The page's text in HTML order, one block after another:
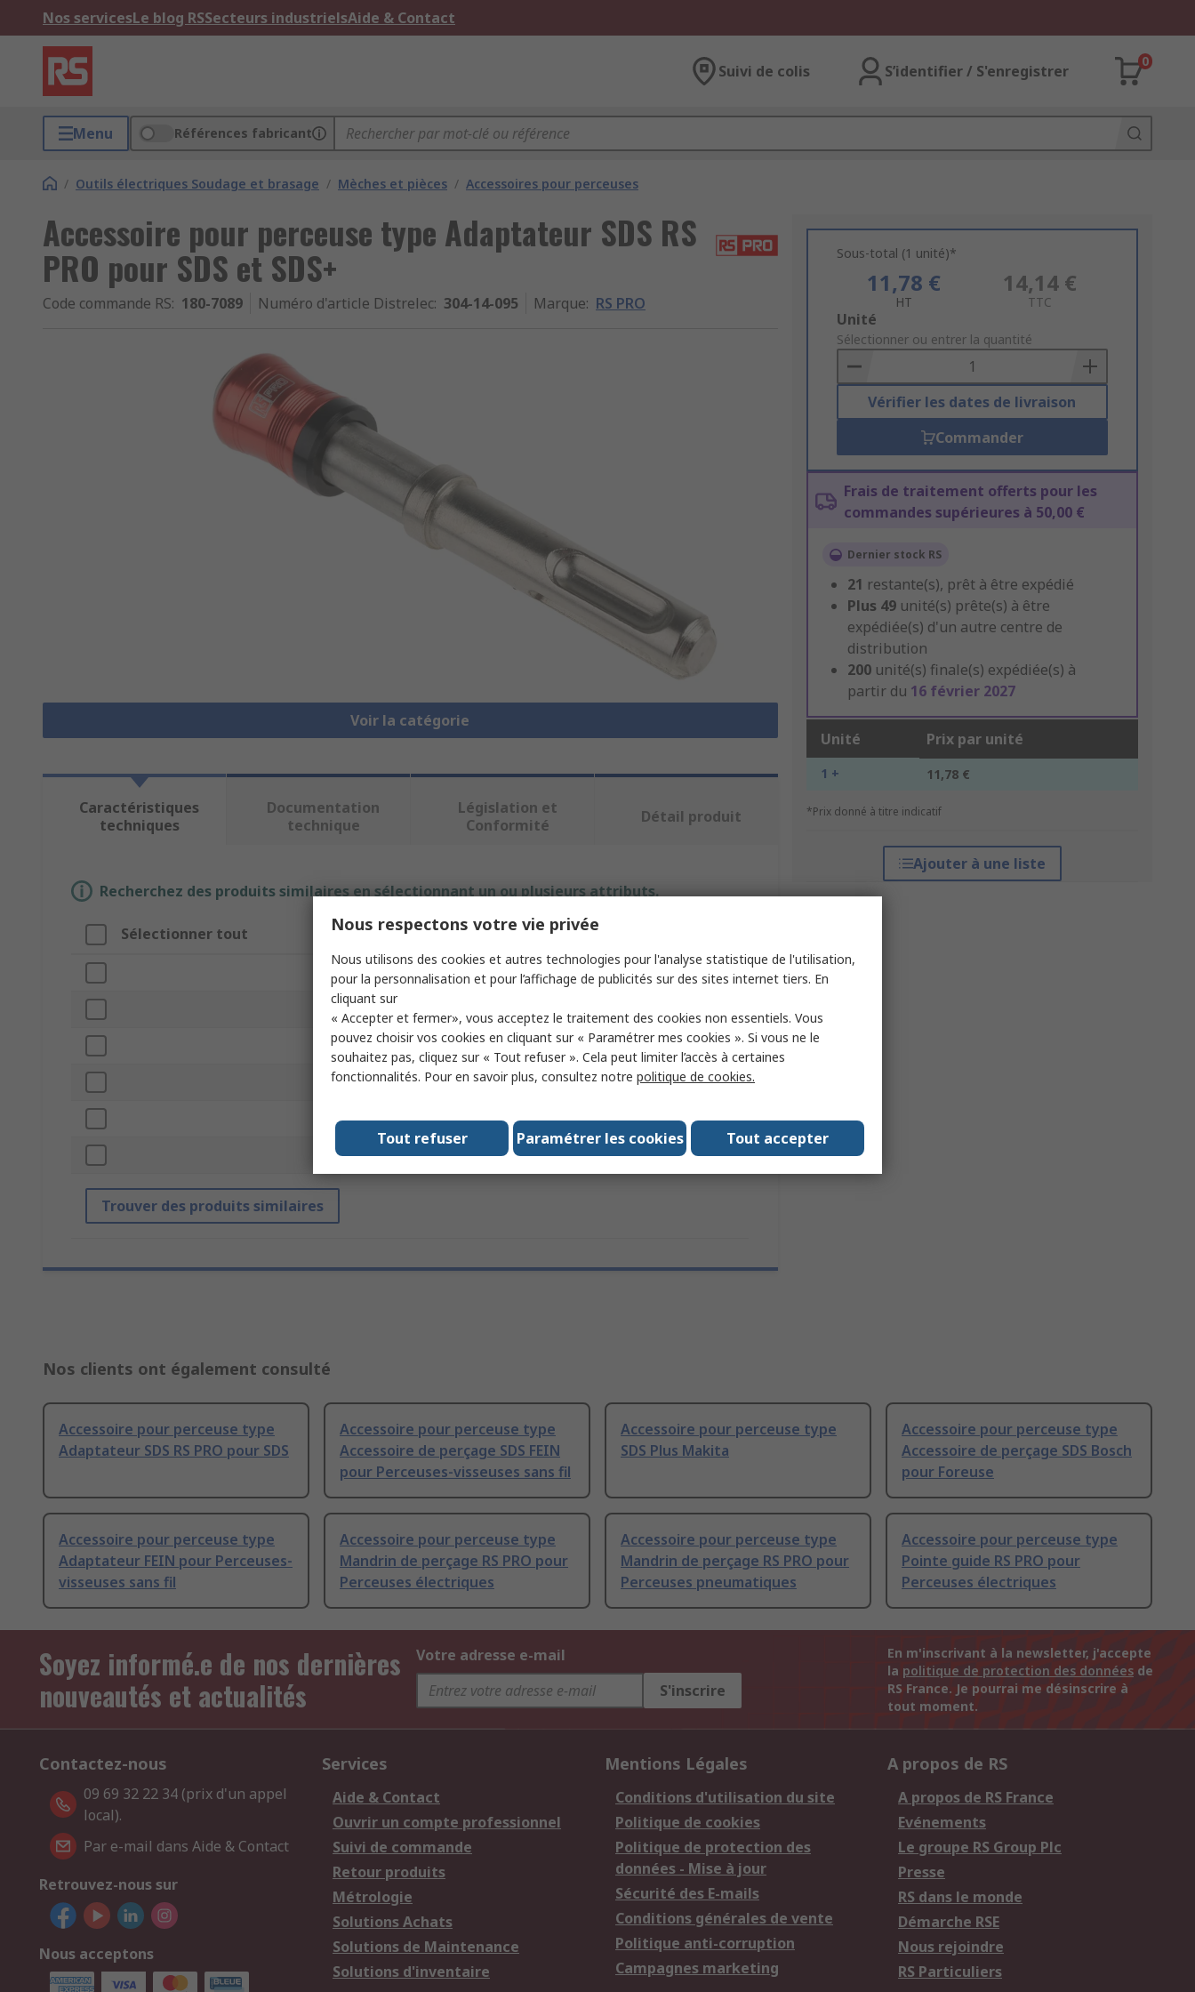
Nos servicesLe blog RSSecteurs industrielsAide & Contact
Suivi de colis S’identifier / S'enregistrer
0
Menu Références fabricant
/ Outils électriques Soudage et brasage / Mèches et pièces / Accessoires pour perceuses
Accessoire pour perceuse type Adaptateur SDS RS
PRO pour SDS et SDS+
Code commande RS: 180-7089 Numéro d'article Distrelec: 304-14-095 Marque: RS PRO
Voir la catégorie
Sous-total (1 unité)*
11,78 €
HT
14,14 €
TTC
Add
to
Basket
Unité
Sélectionner ou entrer la quantité
Vérifier les dates de livraison
Commander
Frais de traitement offerts pour les
commandes supérieures à 50,00 €
Dernier stock RS
21 restante(s), prêt à être expédié
Plus 49 unité(s) prête(s) à être
expédiée(s) d'un autre centre de
distribution
200 unité(s) finale(s) expédiée(s) à
partir du 16 février 2027
Unité Prix par unité
1 + 11,78 €
*Prix donné à titre indicatif
Ajouter à une liste
Caractéristiques
techniques
Documentation
technique
Législation et
Conformité
Détail produit
Recherchez des produits similaires en sélectionnant un ou plusieurs attributs.
Sélectionner tout Attribut Valeur
Marque RS PRO
Type de produit Accessoire pour perceuse
Type d'accessoire de perçage Adaptateur SDS
Longueur hors tout 90mm
Pour être utilisé avec SDS et SDS+
Normes/homologations No
Trouver des produits similaires
Nos clients ont également consulté
Accessoire pour perceuse type
Adaptateur SDS RS PRO pour SDS
Accessoire pour perceuse type
Accessoire de perçage SDS FEIN
pour Perceuses-visseuses sans fil
Accessoire pour perceuse type
SDS Plus Makita
Accessoire pour perceuse type
Accessoire de perçage SDS Bosch
pour Foreuse
Accessoire pour perceuse type
Adaptateur FEIN pour Perceuses-
visseuses sans fil
Accessoire pour perceuse type
Mandrin de perçage RS PRO pour
Perceuses électriques
Accessoire pour perceuse type
Mandrin de perçage RS PRO pour
Perceuses pneumatiques
Accessoire pour perceuse type
Pointe guide RS PRO pour
Perceuses électriques
Soyez informé.e de nos dernières
nouveautés et actualités
Votre adresse e-mail
S'inscrire
En m'inscrivant à la newsletter, j'accepte
la politique de protection des données de
RS France. Je pourrai me désinscrire à
tout moment.
Contactez-nous
09 69 32 22 34 (prix d'un appel
local).
Par e-mail dans Aide & Contact
Retrouvez-nous sur
Nous acceptons
Services
Aide & Contact
Ouvrir un compte professionnel
Suivi de commande
Retour produits
Métrologie
Solutions Achats
Solutions de Maintenance
Solutions d'inventaire
Mentions Légales
Conditions d'utilisation du site
Politique de cookies
Politique de protection des
données - Mise à jour
Sécurité des E-mails
Conditions générales de vente
Politique anti-corruption
Campagnes marketing
A propos de RS
A propos de RS France
Evénements
Le groupe RS Group Plc
Presse
RS dans le monde
Démarche RSE
Nous rejoindre
RS Particuliers
Nous respectons votre vie privée
Nous utilisons des cookies et autres technologies pour l'analyse statistique de l'utilisation,
pour la personnalisation et pour l’affichage de publicités sur des sites internet tiers. En
cliquant sur
« Accepter et fermer», vous acceptez le traitement des cookies non essentiels. Vous
pouvez choisir vos cookies en cliquant sur « Paramétrer mes cookies ». Si vous ne le
souhaitez pas, cliquez sur « Tout refuser ». Cela peut limiter l’accès à certaines
fonctionnalités. Pour en savoir plus, consultez notre politique de cookies.
Tout accepter
Paramétrer les cookies
Tout refuser